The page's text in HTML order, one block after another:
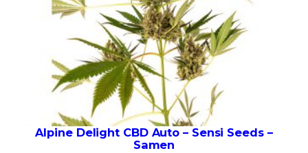
Alpine Delight CBD Auto – Sensi Seeds –
Samen